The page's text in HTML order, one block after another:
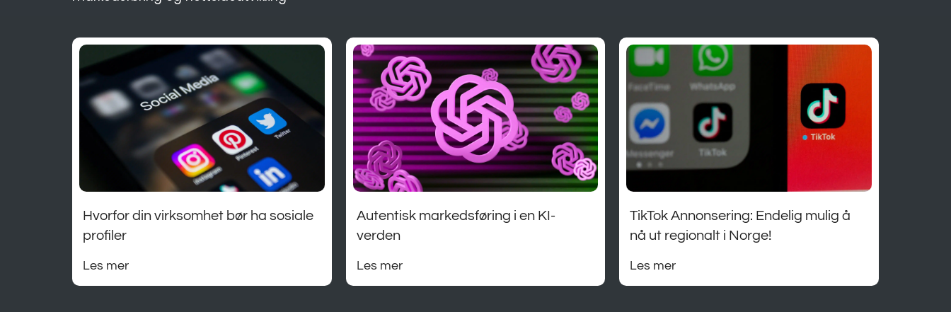
Hvorfor din virksomhet bør ha sosiale
profiler
Les mer
Autentisk markedsføring i en KI-
verden
Les mer
TikTok Annonsering: Endelig mulig å
nå ut regionalt i Norge!
Les mer